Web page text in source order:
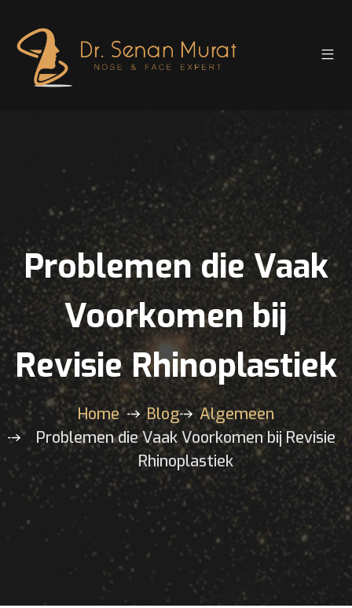
Problemen die Vaak
Voorkomen bij
Revisie Rhinoplastiek
Home Blog
Algemeen
Problemen die Vaak Voorkomen bij Revisie
Rhinoplastiek